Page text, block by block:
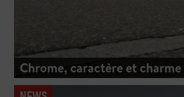
Chrome, caractère et charme